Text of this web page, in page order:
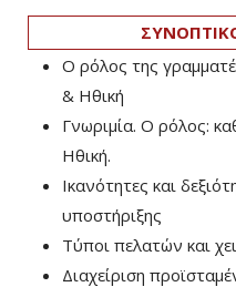
Ο ρόλος της
& Ηθική
Γνωριμία. Ο ρόλος:
Ηθική.
Ικανότητες και
υποστήριξης
Τύποι πελατών και
Διαχείριση